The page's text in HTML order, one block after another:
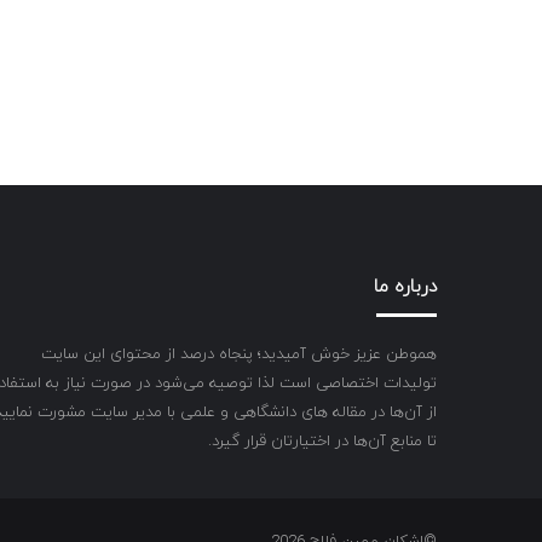
درباره ما
هموطن عزیز خوش آمیدید؛ پنجاه درصد از محتوای این سایت
تولیدات اختصاصی است لذا توصیه می‌شود در صورت نیاز به
از آن‌ها در مقاله های دانشگاهی و علمی با مدیر سایت مشورت
تا منابع آن‌ها در اختیارتان قرار گیرد.